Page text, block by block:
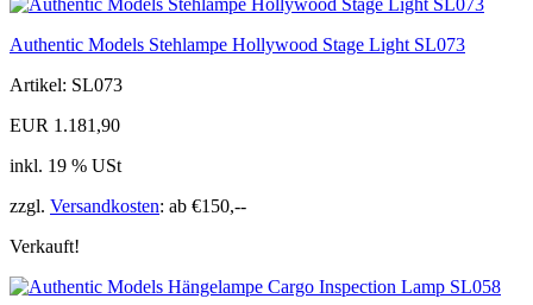
Authentic Models Stehlampe Hollywood Stage Light SL073
Artikel: SL073
EUR 1.181,90
inkl. 19 % USt
zzgl. Versandkosten: ab €150,--
Verkauft!